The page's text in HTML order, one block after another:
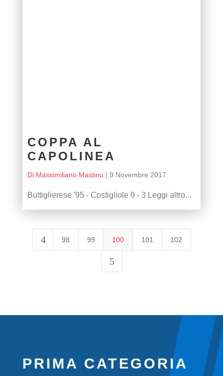
COPPA AL
CAPOLINEA
Di Massimiliano Mastinu | 9 Novembre 2017
Buttiglierese '95 - Costigliole 0 - 3 Leggi altro...
4 98 99 100 101 102
5
PRIMA CATEGORIA